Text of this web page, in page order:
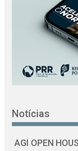
Notícias
AGI OPEN